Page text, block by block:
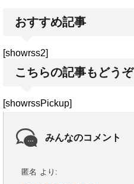
おすすめ記事
[showrss2]
こちらの記事もどうぞ
[showrssPickup]
みんなのコメント
匿名 より: